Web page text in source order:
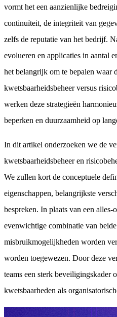
vormt het een aanzienlijke
continuïteit, de integriteit van
zelfs de reputatie van het bedrijf.
evolueren en applicaties in aantal
het belangrijk om te bepalen waar
kwetsbaarheidsbeheer versus
werken deze strategieën
beperken en duurzaamheid op
In dit artikel onderzoeken we de
kwetsbaarheidsbeheer en
We zullen kort de conceptuele
eigenschappen, belangrijkste
bespreken. In plaats van een
evenwichtige combinatie van
misbruikmogelijkheden worden
worden toegewezen. Door deze
teams een sterk beveiligingskader
kwetsbaarheden als